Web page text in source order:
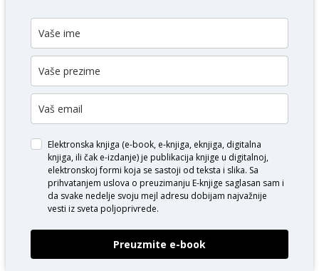
Elektronska knjiga (e-book, e-knjiga, eknjiga, digitalna
knjiga, ili čak e-izdanje) je publikacija knjige u digitalnoj,
elektronskoj formi koja se sastoji od teksta i slika. Sa
prihvatanjem uslova o preuzimanju E-knjige saglasan sam i
da svake nedelje svoju mejl adresu dobijam najvažnije
vesti iz sveta poljoprivrede.
Preuzmite e-book